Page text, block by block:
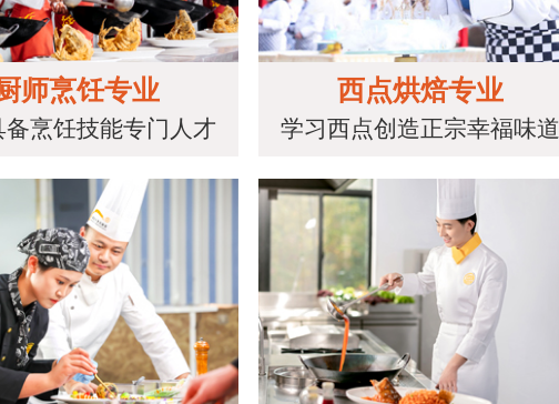
师烹饪专业
备烹饪技能专门人才
西点烘焙专业
学习西点创造正宗幸福味道